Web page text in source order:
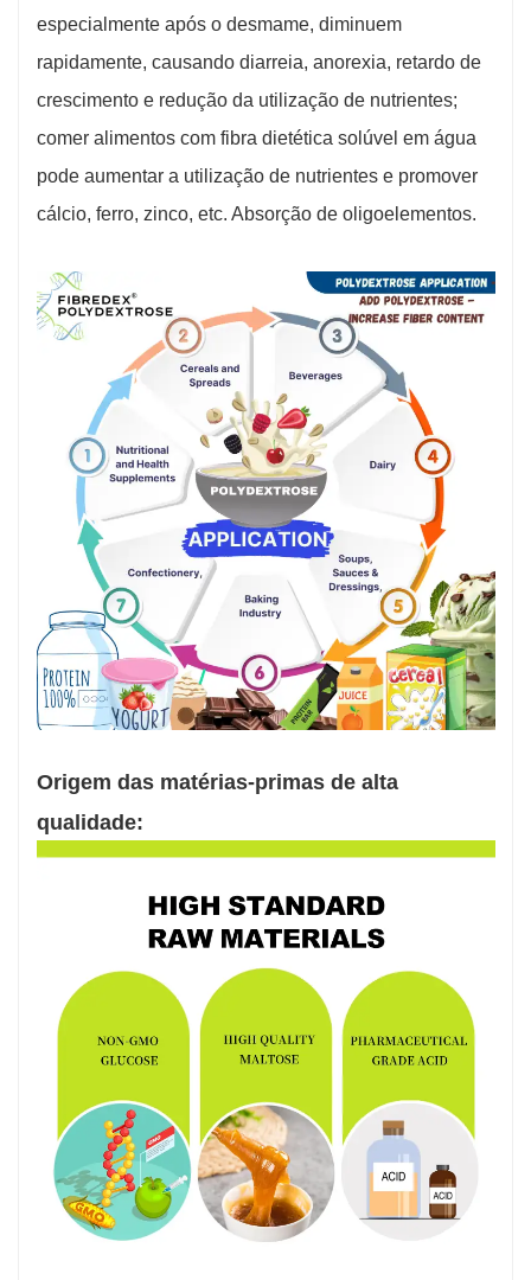
especialmente após o desmame, diminuem
rapidamente, causando diarreia, anorexia, retardo de
crescimento e redução da utilização de nutrientes;
comer alimentos com fibra dietética solúvel em água
pode aumentar a utilização de nutrientes e promover
cálcio, ferro, zinco, etc. Absorção de oligoelementos.
Origem das matérias-primas de alta
qualidade: